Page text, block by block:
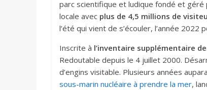
parc scientifique et ludique fondé et
locale avec plus de 4,5 millions de
l’été qui vient de s’écouler, l’année
Inscrite à l’inventaire supplémentaire
Redoutable depuis le 4 juillet 2000.
d’engins visitable. Plusieurs années
sous-marin nucléaire à prendre la mer,